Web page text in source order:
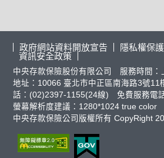
政府網站資料開放宣告 隱私權保
資訊安全政策
中央存款保險股份有限公司 服務時間：
地址：10066 臺北市中正區南海路3號11
話：(02)2397-1155(24線) 免費服務電
螢幕解析度建議：1280*1024 true color
中央存款保險公司版權所有 CopyRight